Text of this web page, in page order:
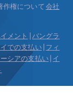
権について 会社
メント |バングラ
での支払い | フィ
シアの支払い | イ